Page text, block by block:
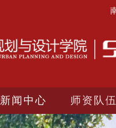
新闻中心 师资队